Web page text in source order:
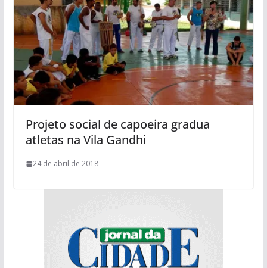
Projeto social de capoeira gradua
atletas na Vila Gandhi
24 de abril de 2018